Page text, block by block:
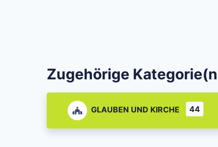
Zugehörige
GLAUBEN UND KIRCHE 44